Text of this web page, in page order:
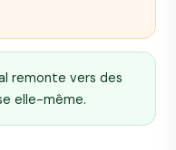
remonte vers des
elle-même.